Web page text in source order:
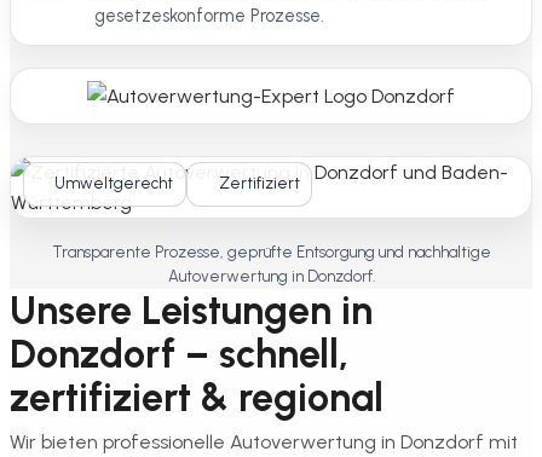
gesetzeskonforme Prozesse.
Umweltgerecht Zertifiziert
Transparente Prozesse, geprüfte Entsorgung und nachhaltige
Autoverwertung in Donzdorf.
Unsere Leistungen in
Donzdorf – schnell,
zertifiziert & regional
Wir bieten professionelle Autoverwertung in Donzdorf mit